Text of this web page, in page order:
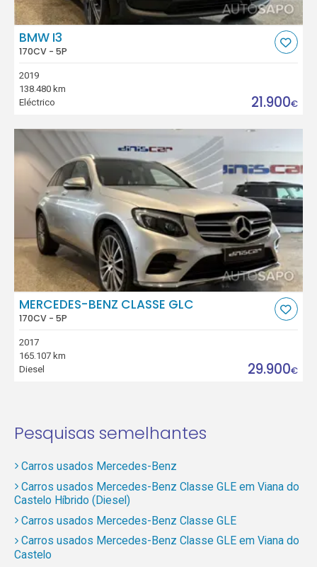
BMW I3
170CV - 5P
2019
138.480 km
Eléctrico
21.900€
MERCEDES-BENZ CLASSE GLC
170CV - 5P
2017
165.107 km
Diesel
29.900€
Pesquisas semelhantes
Carros usados Mercedes-Benz
Carros usados Mercedes-Benz Classe GLE em Viana do
Castelo Híbrido (Diesel)
Carros usados Mercedes-Benz Classe GLE
Carros usados Mercedes-Benz Classe GLE em Viana do
Castelo